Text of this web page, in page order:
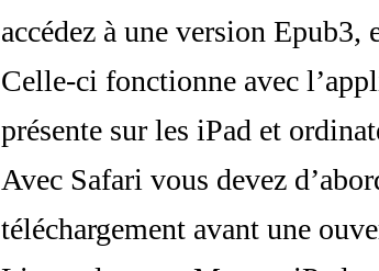
accédez à une version Epub3,
Celle-ci fonctionne avec
présente sur les iPad et
Avec Safari vous devez
téléchargement avant une